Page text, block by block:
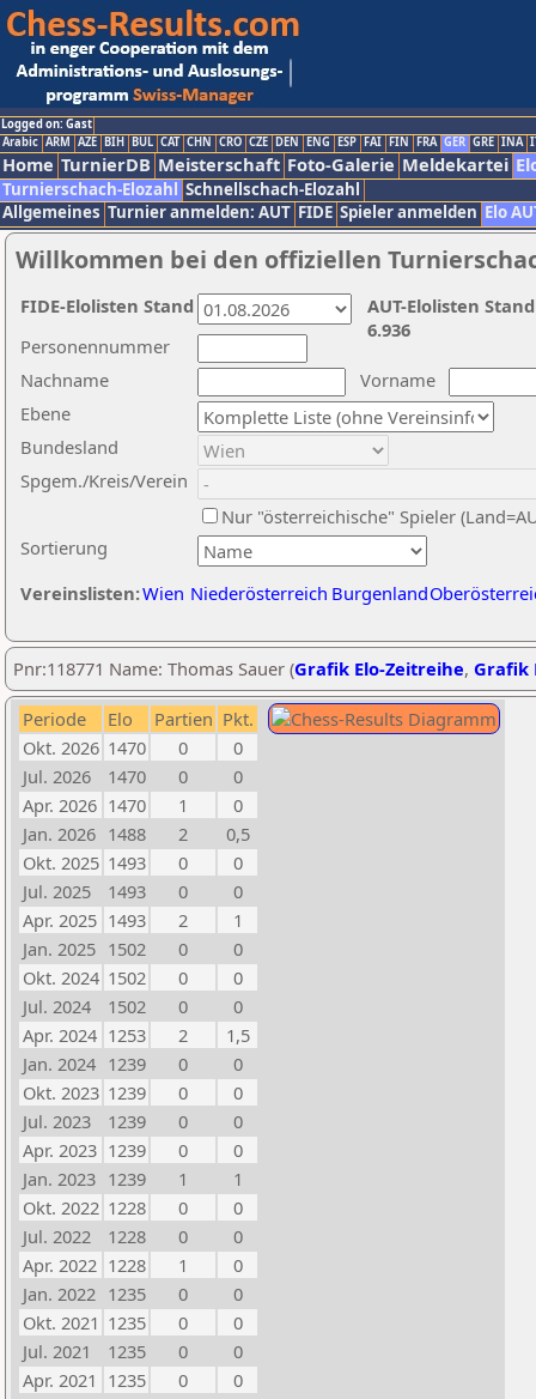
Logged on: Gast
Arabic ARM AZE BIH BUL CAT CHN CRO CZE DEN ENG ESP FAI FIN FRA GER GRE INA
Home TurnierDB Meisterschaft Foto-Galerie Meldekartei
Turnierschach-Elozahl Schnellschach-Elozahl
Allgemeines Turnier anmelden: AUT FIDE Spieler anmelden Elo
Willkommen bei den offiziellen
Nachname
Vorname
Ebene
Sortierung
Personennummer
Bundesland
Spgem./Kreis/Verein
Nur "österreichische" Spieler
Vereinslisten:Wien Niederösterreich Burgenland
AUT-Elolisten
6.936
FIDE-Elolisten Stand
Pnr:118771 Name: Thomas Sauer (Grafik Elo-Zeitreihe, Grafik
Periode Elo Partien Pkt.
Okt. 2026 1470 0
0
Jul. 2026
1470 0
0
Apr. 2026 1470 1
0
Jan. 2026 1488 2
0,5
Okt. 2025 1493 0
0
Jul. 2025
1493 0
0
Apr. 2025 1493 2
1
Jan. 2025 1502 0
0
Okt. 2024 1502 0
0
Jul. 2024
1502 0
0
Apr. 2024 1253 2
1,5
Jan. 2024 1239 0
0
Okt. 2023 1239 0
0
Jul. 2023
1239 0
0
Apr. 2023 1239 0
0
Jan. 2023 1239 1
1
Okt. 2022 1228 0
0
Jul. 2022
1228 0
0
Apr. 2022 1228 1
0
Jan. 2022 1235 0
0
Okt. 2021 1235 0
0
Jul. 2021
1235 0
0
Apr. 2021 1235 0
0